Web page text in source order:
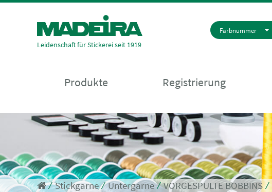
Leidenschaft für Stickerei seit 1919
Farbnummer
Produkte Registrierung
⁄Stickgarne⁄Untergarne⁄VORGESPULTE BOBBINS⁄